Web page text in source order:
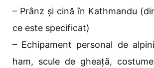
– Prânz și cină în Kathmandu
ce este specificat)
– Echipament personal de
ham, scule de gheață,